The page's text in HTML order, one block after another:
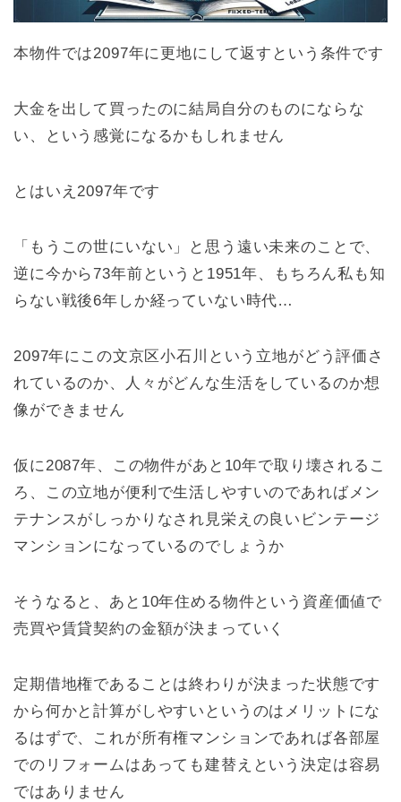
本物件では2097年に更地にして返すという条件です
大金を出して買ったのに結局自分のものにならな
い、という感覚になるかもしれません
とはいえ2097年です
「もうこの世にいない」と思う遠い未来のことで、
逆に今から73年前というと1951年、もちろん私も知
らない戦後6年しか経っていない時代…
2097年にこの文京区小石川という立地がどう評価さ
れているのか、人々がどんな生活をしているのか想
像ができません
仮に2087年、この物件があと10年で取り壊されるこ
ろ、この立地が便利で生活しやすいのであればメン
テナンスがしっかりなされ見栄えの良いビンテージ
マンションになっているのでしょうか
そうなると、あと10年住める物件という資産価値で
売買や賃貸契約の金額が決まっていく
定期借地権であることは終わりが決まった状態です
から何かと計算がしやすいというのはメリットにな
るはずで、これが所有権マンションであれば各部屋
でのリフォームはあっても建替えという決定は容易
ではありません